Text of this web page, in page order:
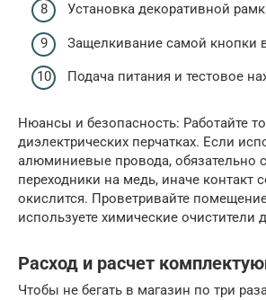
Установка декоративной
Защелкивание самой кнопки
Подача питания и тестовое
Нюансы и безопасность: Работайте
диэлектрических перчатках. Если
алюминиевые провода, обязательно
переходники на медь, иначе контакт
окислится. Проветривайте
используете химические очистители
Расход и расчет
Чтобы не бегать в магазин по три